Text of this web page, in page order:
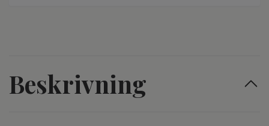
Beskrivning